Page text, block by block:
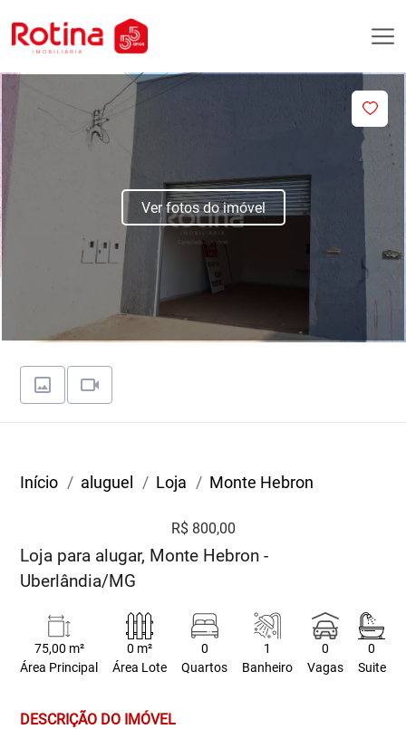
Ver fotos do imóvel
Início aluguel Loja Monte Hebron
R$ 800,00
Loja para alugar, Monte Hebron -
Uberlândia/MG
75,00 m²
Área Principal
0 m²
Área Lote
0
Quartos
1
Banheiro
0
Vagas
0
Suite
DESCRIÇÃO DO IMÓVEL